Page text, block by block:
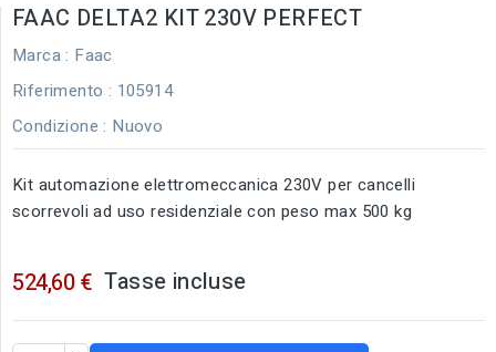
FAAC DELTA2 KIT 230V PERFECT
Marca : Faac
Riferimento : 105914
Condizione : Nuovo
Kit automazione elettromeccanica 230V per cancelli
scorrevoli ad uso residenziale con peso max 500 kg
524,60 € Tasse incluse